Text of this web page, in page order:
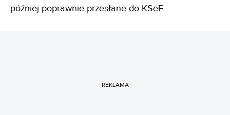
później poprawnie przesłane do KSeF.
REKLAMA